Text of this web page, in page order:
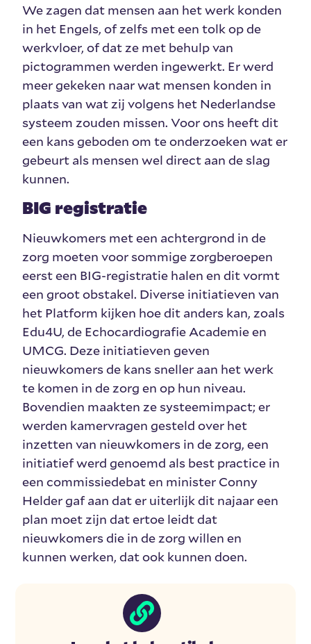
We zagen dat mensen aan het werk konden
in het Engels, of zelfs met een tolk op de
werkvloer, of dat ze met behulp van
pictogrammen werden ingewerkt. Er werd
meer gekeken naar wat mensen konden in
plaats van wat zij volgens het Nederlandse
systeem zouden missen. Voor ons heeft dit
een kans geboden om te onderzoeken wat er
gebeurt als mensen wel direct aan de slag
kunnen.
BIG registratie
Nieuwkomers met een achtergrond in de
zorg moeten voor sommige zorgberoepen
eerst een BIG-registratie halen en dit vormt
een groot obstakel. Diverse initiatieven van
het Platform kijken hoe dit anders kan, zoals
Edu4U, de Echocardiografie Academie en
UMCG. Deze initiatieven geven
nieuwkomers de kans sneller aan het werk
te komen in de zorg en op hun niveau.
Bovendien maakten ze systeemimpact; er
werden kamervragen gesteld over het
inzetten van nieuwkomers in de zorg, een
initiatief werd genoemd als best practice in
een commissiedebat en minister Conny
Helder gaf aan dat er uiterlijk dit najaar een
plan moet zijn dat ertoe leidt dat
nieuwkomers die in de zorg willen en
kunnen werken, dat ook kunnen doen.